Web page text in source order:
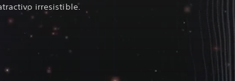
irresistible.